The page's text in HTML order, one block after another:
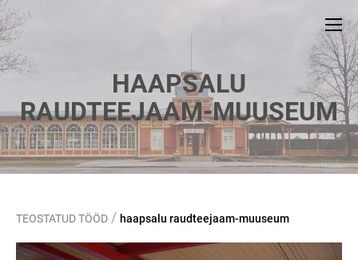
HAAPSALU
RAUDTEEJAAM-MUUSEUM
TEOSTATUD TÖÖD / haapsalu raudteejaam-muuseum